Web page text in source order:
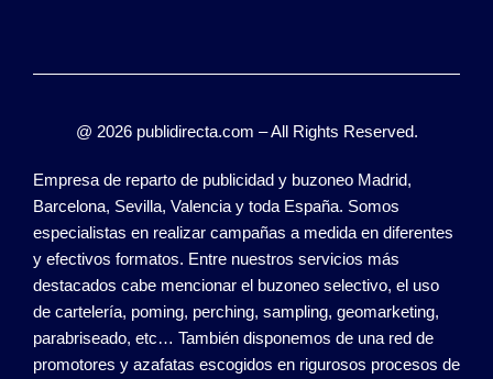
@ 2026 publidirecta.com – All Rights Reserved.
Empresa de reparto de publicidad y buzoneo Madrid,
Barcelona, Sevilla, Valencia y toda España. Somos
especialistas en realizar campañas a medida en diferentes
y efectivos formatos. Entre nuestros servicios más
destacados cabe mencionar el buzoneo selectivo, el uso
de cartelería, poming, perching, sampling, geomarketing,
parabriseado, etc… También disponemos de una red de
promotores y azafatas escogidos en rigurosos procesos de